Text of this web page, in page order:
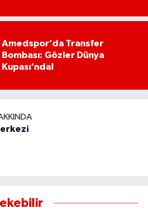
Amedspor’da Transfer
Bombası: Gözler Dünya
Kupası’nda!